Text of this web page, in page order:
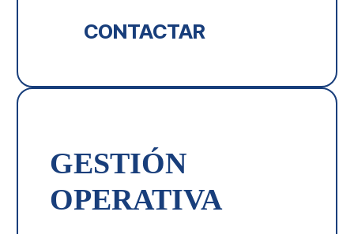
CONTACTAR
GESTIÓN
OPERATIVA